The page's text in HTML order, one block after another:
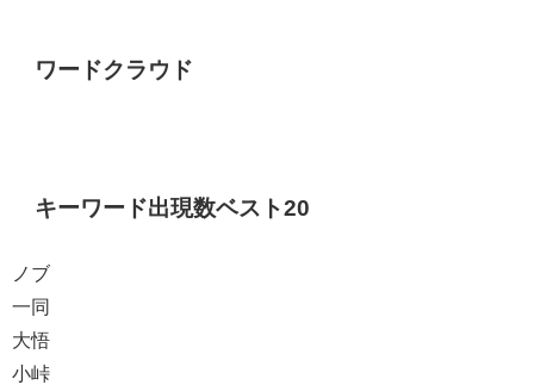
ワードクラウド
キーワード出現数ベスト20
ノブ
一同
大悟
小峠